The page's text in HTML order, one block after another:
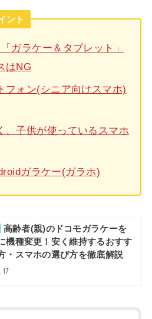
ント
ガラケー＆タブレット」
はNG
フォン(シニア向けスマホ)
、子供が使っているスマホ
ガラケー(ガラホ)
高齢者(親)のドコモガラケーを
機種変更！安く維持するおすす
・スマホの選び方を徹底解説